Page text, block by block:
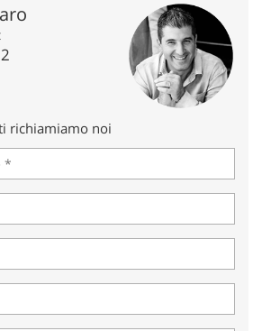
richiamiamo noi
il miglioramento dell'esperienza utente